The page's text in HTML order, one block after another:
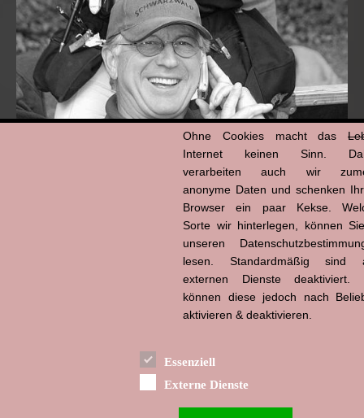
Ohne Cookies macht das
Internet keinen Sinn.
verarbeiten auch wir
anonyme Daten und schenken
Browser ein paar Kekse.
Sorte wir hinterlegen, können
unseren
lesen. Standardmäßig sind
externen Dienste deaktiviert.
können diese jedoch nach
aktivieren & deaktivieren.
Essenziell
Externe Dienste